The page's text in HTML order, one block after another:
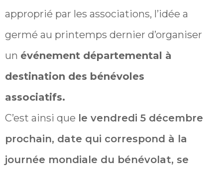
approprié par les associations, l’idée a
germé au printemps dernier d’organiser
un événement départemental à
destination des bénévoles
associatifs.
C’est ainsi que le vendredi 5 décembre
prochain, date qui correspond à la
journée mondiale du bénévolat, se